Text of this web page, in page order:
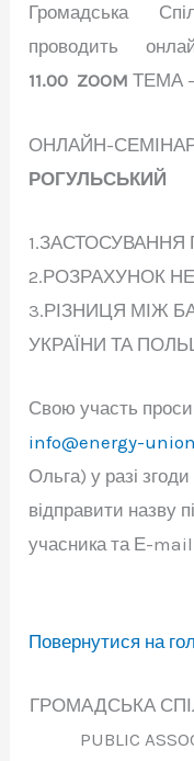
Громадська
проводить
11.00 ZOOM ТЕМА
ОНЛАЙН-
РОГУЛЬСЬКИЙ
1.ЗАСТОСУВАННЯ
2.РОЗРАХУНОК
3.РІЗНИЦЯ МІЖ
УКРАЇНИ ТА
Свою участь
info@energy-
Ольга) у разі
відправити назву
учасника та Е-
Повернутися на
ГРОМАДСЬКА
PUBLIC